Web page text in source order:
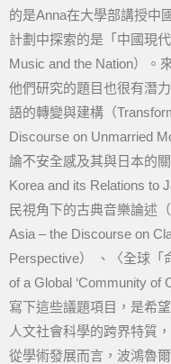
的是Anna在大學部講授中
計劃中探索的是「中國現
Music and the Nation）。
他們研究的題目也很有潛
語的轉變與建構（
Discourse on Unmarried
論不安全感及其與日本的
Korea and its Relations to
民視角下的古典音樂論述
Asia – the Discourse on
Perspective） 、〈全球「
of a Global ‘Community of
寫下這些議題項目，是希
人文社會科學的跨界特質
從學術發展而言，波鴻魯